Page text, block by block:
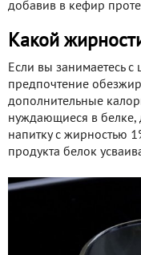
добавив в кефир
Какой
Если вы занимаетесь с
предпочтение
дополнительные
нуждающиеся в белке,
напитку с жирностью
продукта белок